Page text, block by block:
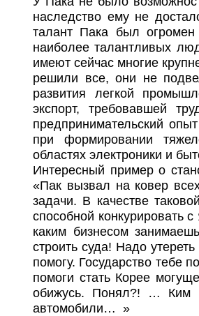
наследство ему не
талант Пака был
наиболее талантливых
имеют сейчас многие
решили все, они не
развития легкой
экспорт, требовавшей
предпринимательский
при формировании
областях электроники и
Интересный пример о
«Пак вызвал на ковер
задачи. В качестве
способной конкурировать
каким бизнесом
строить суда! Надо
помогу. Государство тебе
помоги стать Корее
обижусь. Понял?! … Ким
автомобили… »